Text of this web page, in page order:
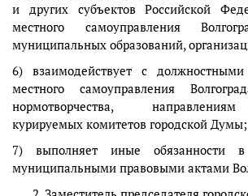
и других субъектов Российской
местного самоуправления
муниципальных образований,
6) взаимодействует с
местного самоуправления
нормотворчества,
курируемых комитетов городской Думы;
7) выполняет иные обязанности в
муниципальными правовыми актами